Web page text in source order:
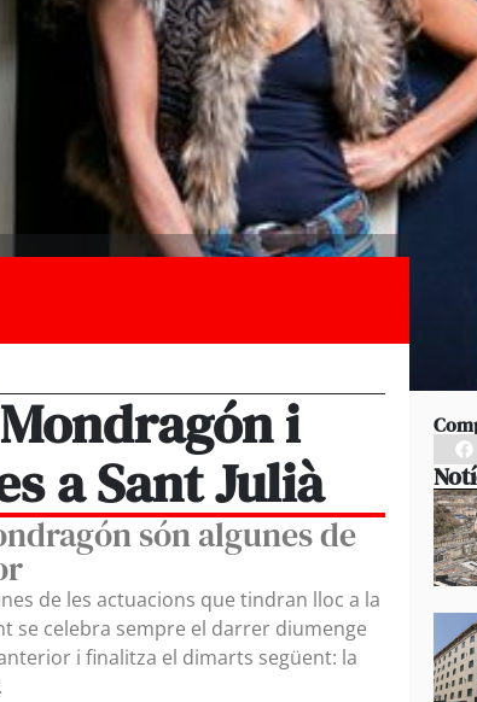
i
a Sant Julià
són algunes de
de les actuacions que tindran lloc a la
se celebra sempre el darrer diumenge
i finalitza el dimarts següent: la